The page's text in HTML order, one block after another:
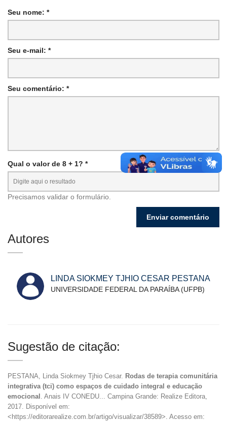
Seu nome: *
Seu e-mail: *
Seu comentário: *
Qual o valor de 8 + 1? *
Precisamos validar o formulário.
Autores
LINDA SIOKMEY TJHIO CESAR PESTANA
UNIVERSIDADE FEDERAL DA PARAÍBA (UFPB)
Sugestão de citação:
PESTANA, Linda Siokmey Tjhio Cesar. Rodas de terapia comunitária
integrativa (tci) como espaços de cuidado integral e educação
emocional
. Anais IV CONEDU... Campina Grande: Realize Editora,
2017. Disponível em:
<https://editorarealize.com.br/artigo/visualizar/38589>. Acesso em: